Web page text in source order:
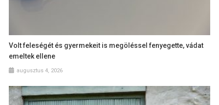
Volt feleségét és gyermekeit is megöléssel fenyegette, vádat
emeltek ellene
augusztus 4, 2026